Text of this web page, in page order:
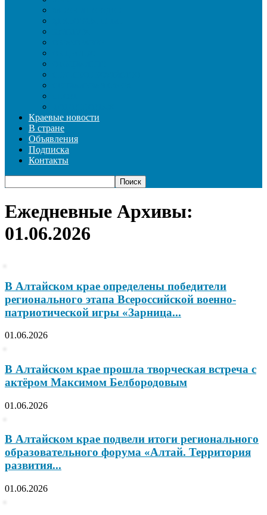
Краевые новости
В стране
Объявления
Подписка
Контакты
Ежедневные Архивы:
01.06.2026
В Алтайском крае определены победители
регионального этапа Всероссийской военно-
патриотической игры «Зарница...
01.06.2026
В Алтайском крае прошла творческая встреча с
актёром Максимом Белбородовым
01.06.2026
В Алтайском крае подвели итоги регионального
образовательного форума «Алтай. Территория
развития...
01.06.2026